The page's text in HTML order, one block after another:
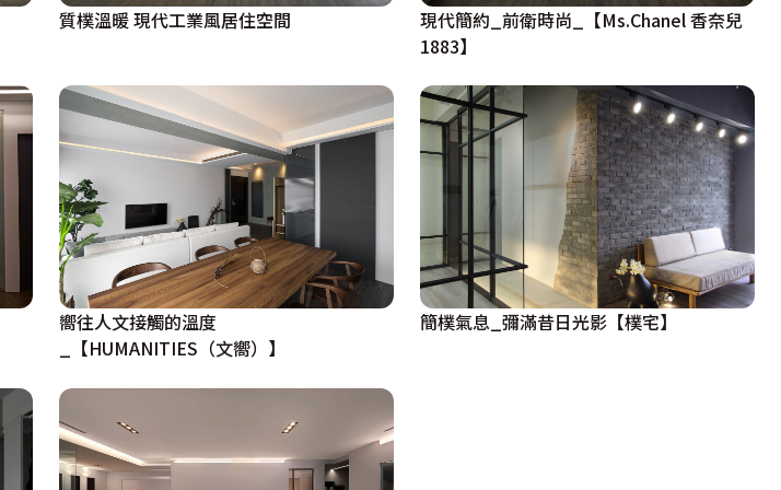
質樸溫暖 現代工業風居住空間
現代簡約_前衛時尚_【Ms.Chanel 香奈兒
1883】
嚮往人文接觸的溫度
_【HUMANITIES（文嚮）】
簡樸氣息_彌滿昔日光影【樸宅】